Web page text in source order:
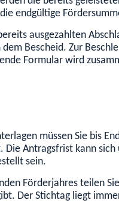
endgültige
ausgezahlten
Bescheid. Zur
Formular wird
müssen Sie bis
Antragsfrist kann sich
sein.
Förderjahres teilen
Der Stichtag liegt